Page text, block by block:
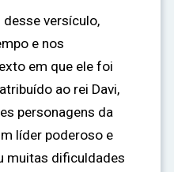
versículo,
e nos
em que ele foi
ao rei Davi,
personagens da
líder poderoso e
muitas dificuldades